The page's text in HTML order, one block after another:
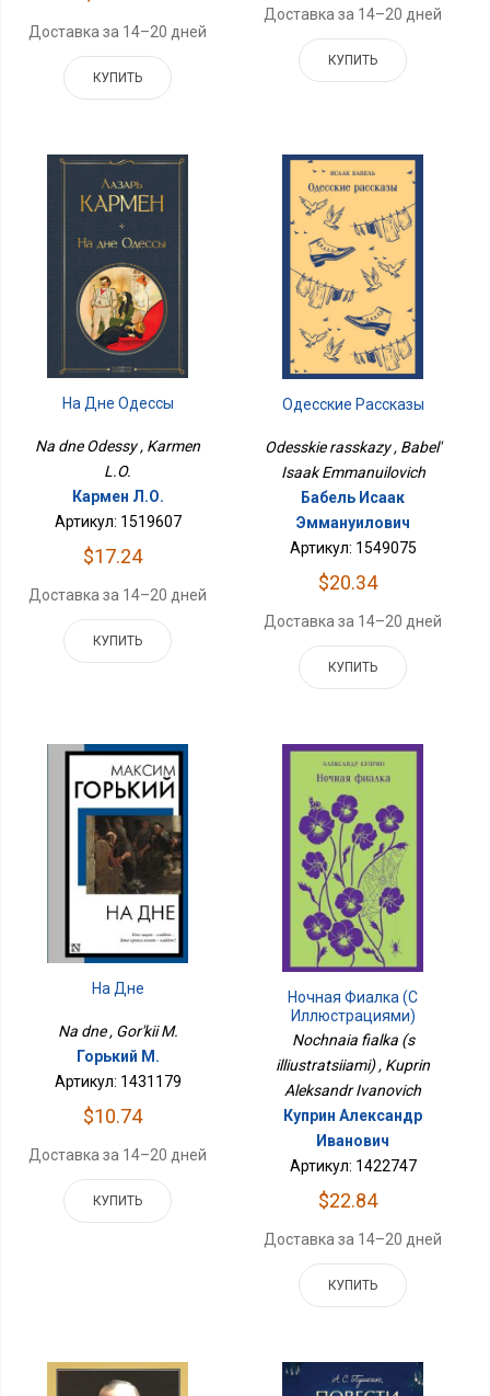
Доставка за 14–20 дней
КУПИТЬ
Доставка за 14–20 дней
КУПИТЬ
На Дне Одессы
Na dne Odessy , Karmen
L.O.
Кармен Л.О.
Артикул: 1519607
$17.24
Доставка за 14–20 дней
КУПИТЬ
Одесские Рассказы
Odesskie rasskazy , Babel'
Isaak Emmanuilovich
Бабель Исаак
Эммануилович
Артикул: 1549075
$20.34
Доставка за 14–20 дней
КУПИТЬ
На Дне
Na dne , Gor'kii M.
Горький М.
Артикул: 1431179
$10.74
Доставка за 14–20 дней
КУПИТЬ
Ночная Фиалка (с
Иллюстрациями)
Nochnaia fialka (s
illiustratsiiami) , Kuprin
Aleksandr Ivanovich
Куприн Александр
Иванович
Артикул: 1422747
$22.84
Доставка за 14–20 дней
КУПИТЬ